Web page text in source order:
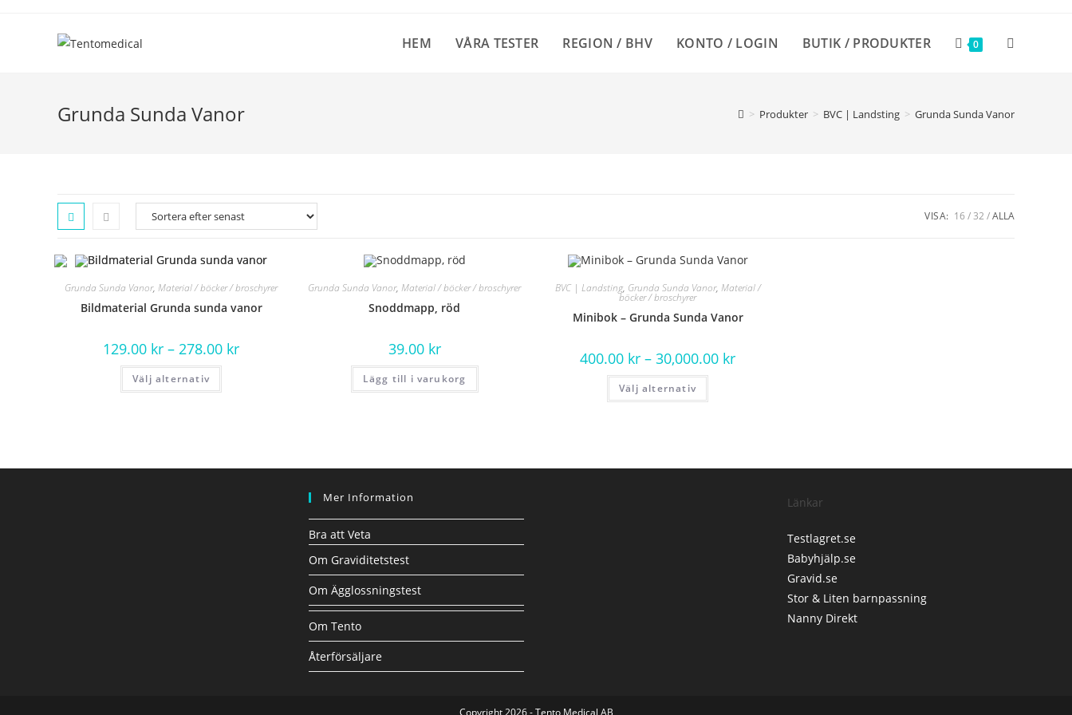
HEM VÅRA TESTER REGION / BHV KONTO / LOGIN BUTIK / PRODUKTER 0 SLÅ
Grunda Sunda Vanor > Produkter > BVC | Landsting > Grunda Sunda Vanor
VISA: 16 32 ALLA
Grunda Sunda Vanor, Material / böcker / broschyrer
Bildmaterial Grunda sunda vanor
129.00 kr – 278.00 kr
Välj alternativ
Grunda Sunda Vanor, Material / böcker / broschyrer
Snoddmapp, röd
39.00 kr
Lägg till i varukorg
BVC | Landsting, Grunda Sunda Vanor, Material /
böcker / broschyrer
Minibok – Grunda Sunda Vanor
400.00 kr – 30,000.00 kr
Välj alternativ
Mer Information
Bra att Veta
Om Graviditetstest
Om Ägglossningstest
Om Tento
Återförsäljare
Länkar
Testlagret.se
Babyhjälp.se
Gravid.se
Stor & Liten barnpassning
Nanny Direkt
Copyright 2026 - Tento Medical AB